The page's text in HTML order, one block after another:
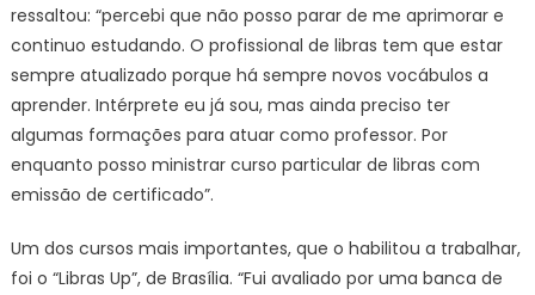
ressaltou: “percebi que não posso parar de me aprimorar e
continuo estudando. O profissional de libras tem que estar
sempre atualizado porque há sempre novos vocábulos a
aprender. Intérprete eu já sou, mas ainda preciso ter
algumas formações para atuar como professor. Por
enquanto posso ministrar curso particular de libras com
emissão de certificado”.
Um dos cursos mais importantes, que o habilitou a trabalhar,
foi o “Libras Up”, de Brasília. “Fui avaliado por uma banca de